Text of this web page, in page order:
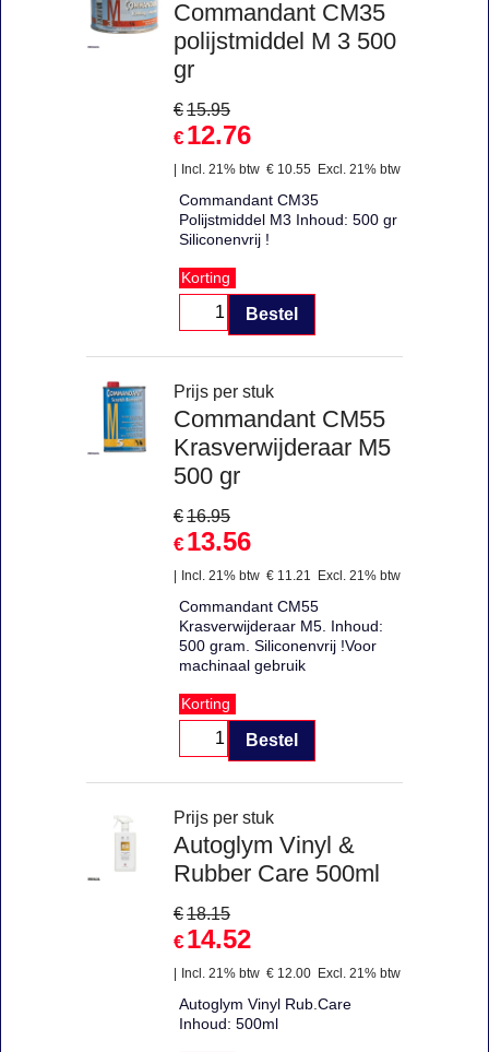
Commandant CM35
polijstmiddel M 3 500
gr
€15.95
€ 12.76
Incl. 21% btw € 10.55 Excl. 21% btw
Commandant CM35
Polijstmiddel M3 Inhoud: 500 gr
Siliconenvrij !
Korting
Bestel
Prijs per stuk
Commandant CM55
Krasverwijderaar M5
500 gr
€16.95
€ 13.56
Incl. 21% btw € 11.21 Excl. 21% btw
Commandant CM55
Krasverwijderaar M5. Inhoud:
500 gram. Siliconenvrij !Voor
machinaal gebruik
Korting
Bestel
Prijs per stuk
Autoglym Vinyl &
Rubber Care 500ml
€18.15
€ 14.52
Incl. 21% btw € 12.00 Excl. 21% btw
Autoglym Vinyl Rub.Care
Inhoud: 500ml